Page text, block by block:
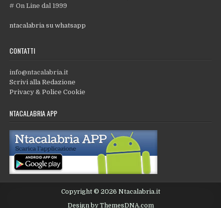
# On Line dal 1999
ntacalabria su whatsapp
CONTATTI
info@ntacalabria.it
Scrivi alla Redazione
Privacy & Police Cookie
NTACALABRIA APP
Copyright © 2026 Ntacalabria.it
Design by ThemesDNA.com